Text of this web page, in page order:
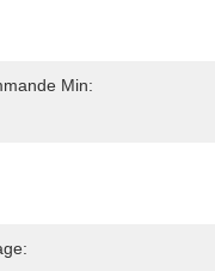
Min: